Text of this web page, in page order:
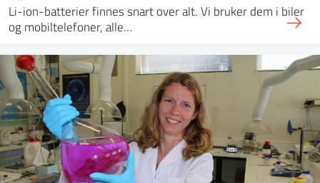
Li-ion-batterier finnes snart over alt. Vi bruker dem i biler
og mobiltelefoner, alle…